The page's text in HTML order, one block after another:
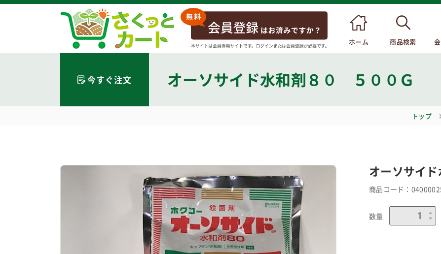
ホーム 商品検索
今すぐ注文 オーソサイド水和剤８０ ５００Ｇ
トップ
オーソサイ
商品コード：
数量